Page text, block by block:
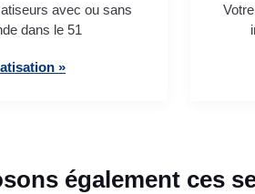
avec ou sans
dans le 51
»
également ces